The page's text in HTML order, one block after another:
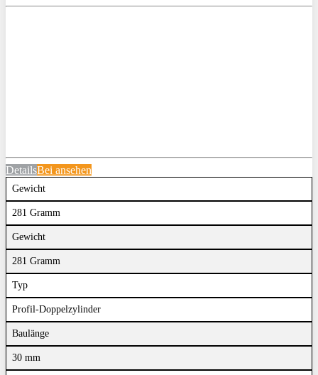
DetailsBei ansehen
Gewicht
281 Gramm
Gewicht
281 Gramm
Typ
Profil-Doppelzylinder
Baulänge
30 mm